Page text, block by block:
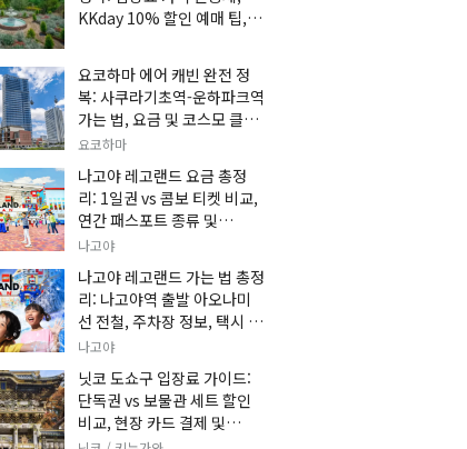
KKday 10% 할인 예매 팁, 쿠
요코하마 에어 캐빈 완전 정
복: 사쿠라기초역-운하파크역
가는 법, 요금 및 코스모 클락
세트권 할인, 추천 관광 코스
총정리
요코하마
나고야 레고랜드 요금 총정
리: 1일권 vs 콤보 티켓 비교,
연간 패스포트 종류 및
KKday 온라인 사전 할인 예
매 팁
나고야
나고야 레고랜드 가는 법 총정
리: 나고야역 출발 아오나미
선 전철, 주차장 정보, 택시 요
금 및 입장권 예약 팁
나고야
닛코 도쇼구 입장료 가이드:
단독권 vs 보물관 세트 할인
비교, 현장 카드 결제 및
KKday 사전 예매 팁